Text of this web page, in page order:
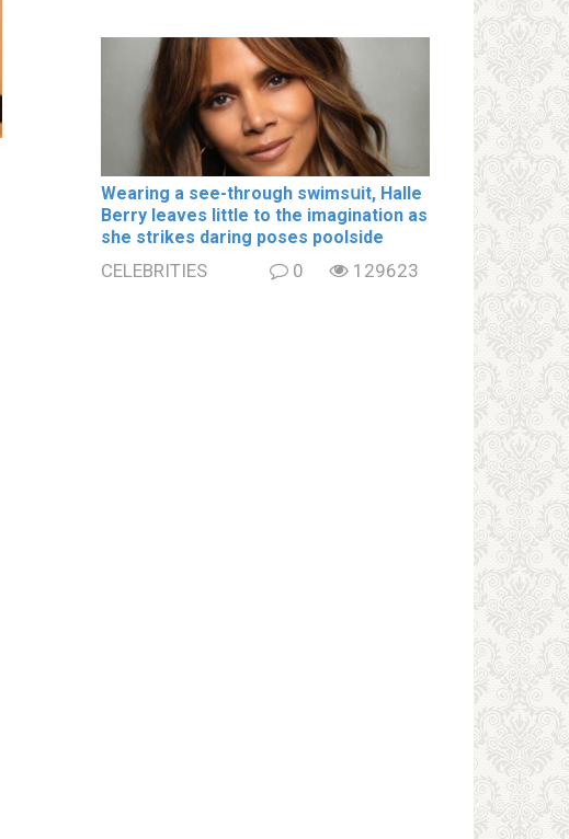
Wearing a see-through swimsսit, Halle
Berry leaves little to the imagination as
she strikes daring poses poolside
CELEBRITIES 0 129623